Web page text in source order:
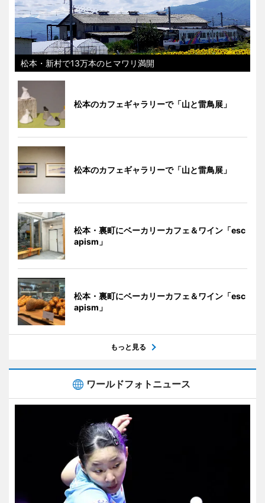
松本・新村で13万本のヒマワリ満開
松本のカフェギャラリーで「山と雷鳥展」
松本のカフェギャラリーで「山と雷鳥展」
松本・裏町にベーカリーカフェ＆ワイン「esc
apism」
松本・裏町にベーカリーカフェ＆ワイン「esc
apism」
もっと見る
ワールドフォトニュース